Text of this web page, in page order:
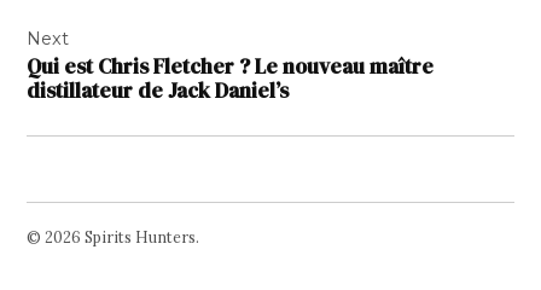
Next
Qui est Chris Fletcher ? Le nouveau maître
distillateur de Jack Daniel’s
© 2026 Spirits Hunters.